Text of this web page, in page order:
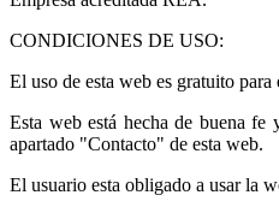
CONDICIONES DE USO:
El uso de esta web es gratuito
Esta web está hecha de buena fe
apartado "Contacto" de esta web.
El usuario esta obligado a usar la